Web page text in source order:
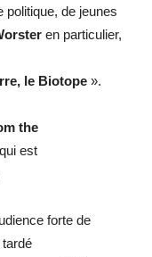
politique, de jeunes
en particulier,
le Biotope ».
the
est
forte de